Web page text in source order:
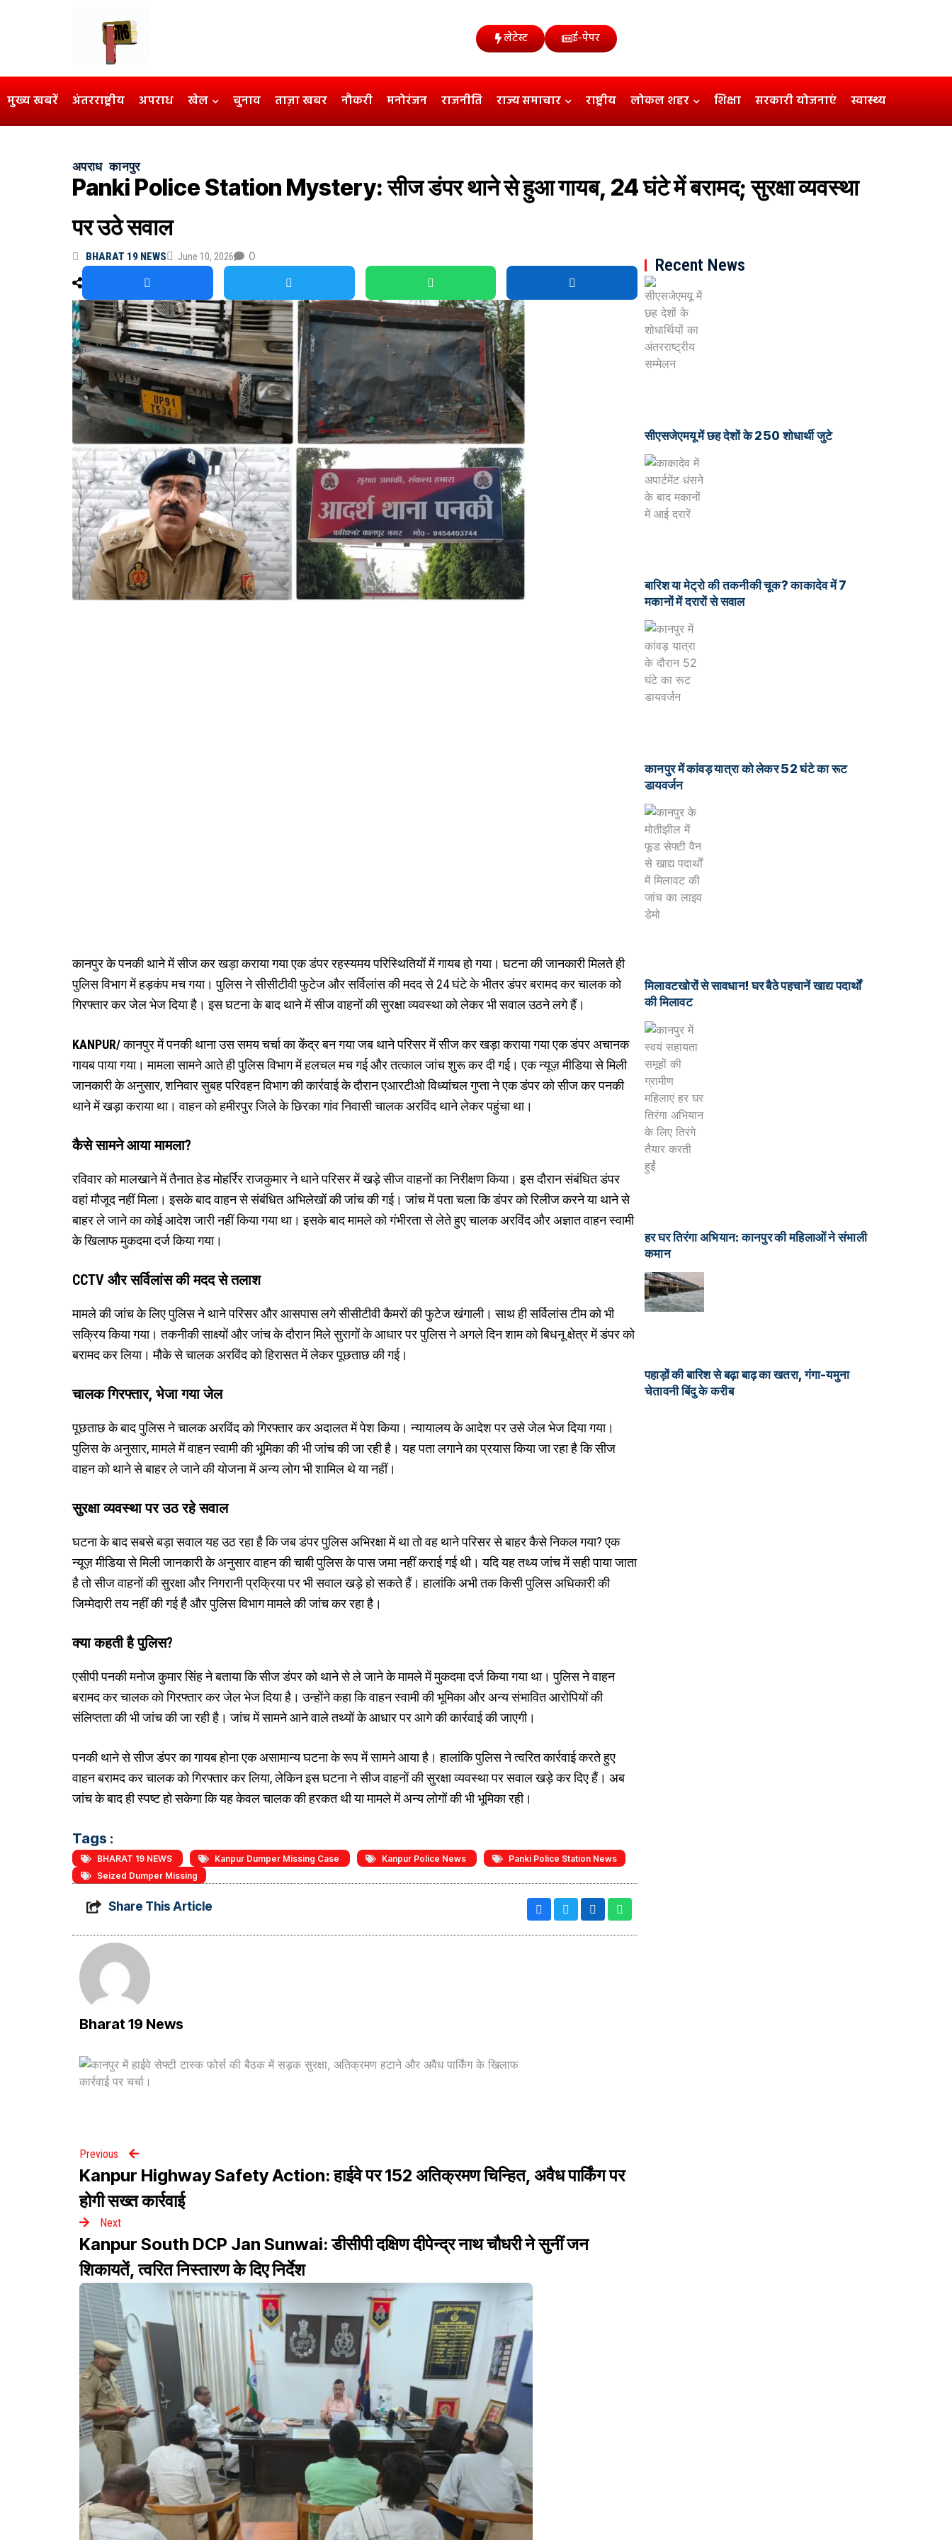
लेटेस्ट ई-पेपर
मुख्य खबरें अंतरराष्ट्रीय अपराध खेल चुनाव ताज़ा खबर नौकरी मनोरंजन राजनीति राज्य समाचार राष्ट्रीय लोकल शहर शिक्षा सरकारी योजनाएं स्वास्थ्य
अपराध कानपुर
Panki Police Station Mystery: सीज डंपर थाने से हुआ गायब, 24 घंटे में बरामद; सुरक्षा व्यवस्था
पर उठे सवाल
BHARAT 19 NEWS June 10, 2026 0
कानपुर के पनकी थाने में सीज कर खड़ा कराया गया एक डंपर रहस्यमय परिस्थितियों में गायब हो गया। घटना की जानकारी मिलते ही
पुलिस विभाग में हड़कंप मच गया। पुलिस ने सीसीटीवी फुटेज और सर्विलांस की मदद से 24 घंटे के भीतर डंपर बरामद कर चालक को
गिरफ्तार कर जेल भेज दिया है। इस घटना के बाद थाने में सीज वाहनों की सुरक्षा व्यवस्था को लेकर भी सवाल उठने लगे हैं।
KANPUR/कानपुर में पनकी थाना उस समय चर्चा का केंद्र बन गया जब थाने परिसर में सीज कर खड़ा कराया गया एक डंपर अचानक
गायब पाया गया। मामला सामने आते ही पुलिस विभाग में हलचल मच गई और तत्काल जांच शुरू कर दी गई। एक न्यूज़ मीडिया से मिली
जानकारी के अनुसार, शनिवार सुबह परिवहन विभाग की कार्रवाई के दौरान एआरटीओ विध्यांचल गुप्ता ने एक डंपर को सीज कर पनकी
थाने में खड़ा कराया था। वाहन को हमीरपुर जिले के छिरका गांव निवासी चालक अरविंद थाने लेकर पहुंचा था।
कैसे सामने आया मामला?
रविवार को मालखाने में तैनात हेड मोहर्रिर राजकुमार ने थाने परिसर में खड़े सीज वाहनों का निरीक्षण किया। इस दौरान संबंधित डंपर
वहां मौजूद नहीं मिला। इसके बाद वाहन से संबंधित अभिलेखों की जांच की गई। जांच में पता चला कि डंपर को रिलीज करने या थाने से
बाहर ले जाने का कोई आदेश जारी नहीं किया गया था। इसके बाद मामले को गंभीरता से लेते हुए चालक अरविंद और अज्ञात वाहन स्वामी
के खिलाफ मुकदमा दर्ज किया गया।
CCTV और सर्विलांस की मदद से तलाश
मामले की जांच के लिए पुलिस ने थाने परिसर और आसपास लगे सीसीटीवी कैमरों की फुटेज खंगाली। साथ ही सर्विलांस टीम को भी
सक्रिय किया गया। तकनीकी साक्ष्यों और जांच के दौरान मिले सुरागों के आधार पर पुलिस ने अगले दिन शाम को बिधनू क्षेत्र में डंपर को
बरामद कर लिया। मौके से चालक अरविंद को हिरासत में लेकर पूछताछ की गई।
चालक गिरफ्तार, भेजा गया जेल
पूछताछ के बाद पुलिस ने चालक अरविंद को गिरफ्तार कर अदालत में पेश किया। न्यायालय के आदेश पर उसे जेल भेज दिया गया।
पुलिस के अनुसार, मामले में वाहन स्वामी की भूमिका की भी जांच की जा रही है। यह पता लगाने का प्रयास किया जा रहा है कि सीज
वाहन को थाने से बाहर ले जाने की योजना में अन्य लोग भी शामिल थे या नहीं।
सुरक्षा व्यवस्था पर उठ रहे सवाल
घटना के बाद सबसे बड़ा सवाल यह उठ रहा है कि जब डंपर पुलिस अभिरक्षा में था तो वह थाने परिसर से बाहर कैसे निकल गया? एक
न्यूज़ मीडिया से मिली जानकारी के अनुसार वाहन की चाबी पुलिस के पास जमा नहीं कराई गई थी। यदि यह तथ्य जांच में सही पाया जाता
है तो सीज वाहनों की सुरक्षा और निगरानी प्रक्रिया पर भी सवाल खड़े हो सकते हैं। हालांकि अभी तक किसी पुलिस अधिकारी की
जिम्मेदारी तय नहीं की गई है और पुलिस विभाग मामले की जांच कर रहा है।
क्या कहती है पुलिस?
एसीपी पनकी मनोज कुमार सिंह ने बताया कि सीज डंपर को थाने से ले जाने के मामले में मुकदमा दर्ज किया गया था। पुलिस ने वाहन
बरामद कर चालक को गिरफ्तार कर जेल भेज दिया है। उन्होंने कहा कि वाहन स्वामी की भूमिका और अन्य संभावित आरोपियों की
संलिप्तता की भी जांच की जा रही है। जांच में सामने आने वाले तथ्यों के आधार पर आगे की कार्रवाई की जाएगी।
पनकी थाने से सीज डंपर का गायब होना एक असामान्य घटना के रूप में सामने आया है। हालांकि पुलिस ने त्वरित कार्रवाई करते हुए
वाहन बरामद कर चालक को गिरफ्तार कर लिया, लेकिन इस घटना ने सीज वाहनों की सुरक्षा व्यवस्था पर सवाल खड़े कर दिए हैं। अब
जांच के बाद ही स्पष्ट हो सकेगा कि यह केवल चालक की हरकत थी या मामले में अन्य लोगों की भी भूमिका रही।
Tags :
BHARAT 19 NEWS Kanpur Dumper Missing Case Kanpur Police News
Panki Police Station News
Seized Dumper Missing
Share This Article
Bharat 19 News
Previous
Kanpur Highway Safety Action: हाईवे पर 152 अतिक्रमण चिन्हित, अवैध पार्किंग पर
होगी सख्त कार्रवाई
Next
Kanpur South DCP Jan Sunwai: डीसीपी दक्षिण दीपेन्द्र नाथ चौधरी ने सुनीं जन
शिकायतें, त्वरित निस्तारण के दिए निर्देश
Recent News
सीएसजेएमयू में छह देशों के 250 शोधार्थी जुटे
बारिश या मेट्रो की तकनीकी चूक? काकादेव में 7
मकानों में दरारों से सवाल
कानपुर में कांवड़ यात्रा को लेकर 52 घंटे का रूट
डायवर्जन
मिलावटखोरों से सावधान! घर बैठे पहचानें खाद्य पदार्थों
की मिलावट
हर घर तिरंगा अभियान: कानपुर की महिलाओं ने संभाली
कमान
पहाड़ों की बारिश से बढ़ा बाढ़ का खतरा, गंगा-यमुना
चेतावनी बिंदु के करीब